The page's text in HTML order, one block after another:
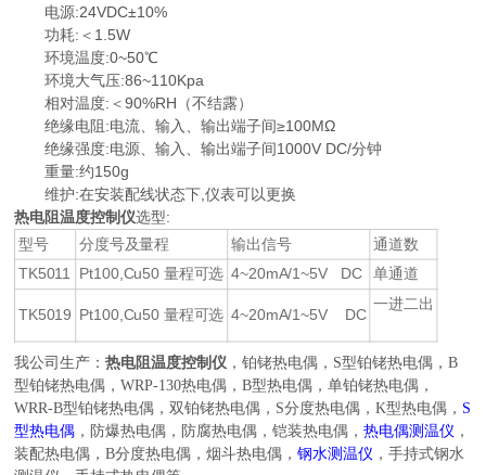
电源:24VDC±10%
功耗:＜1.5W
环境温度:0~50℃
环境大气压:86~110Kpa
相对温度:＜90%RH（不结露）
绝缘电阻:电流、输入、输出端子间≥100MΩ
绝缘强度:电源、输入、输出端子间1000V DC/分钟
重量:约150g
维护:在安装配线状态下,仪表可以更换
热电阻温度控制仪选型:
型号 分度号及量程 输出信号
通道数
TK5011
Pt100,Cu50 量程可选 4~20mA/1~5V DC 单通道
TK5019 Pt100,Cu50 量程可选 4~20mA/1~5V DC
一进二出
我公司生产：热电阻温度控制仪 ，铂铑热电偶， S型铂铑热电偶，B
型铂铑热电偶，WRP-130热电偶，B型热电偶，单铂铑热电偶，
WRR-B型铂铑热电偶，双铂铑热电偶， S分度热电偶，K型热电偶， S
型热电偶 ，防爆热电偶，防腐热电偶，铠装热电偶，热电偶测温仪 ，
装配热电偶，B分度热电偶，烟斗热电偶，钢水测温仪 ，手持式钢水